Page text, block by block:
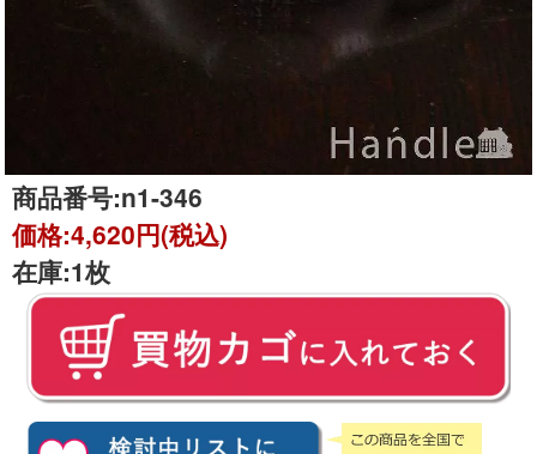
商品番号:n1-346
価格:4,620円(税込)
在庫:1枚